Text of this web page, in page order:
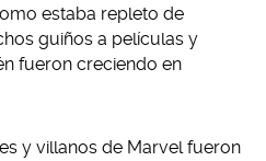
estaba repleto de
guiños a películas y
fueron creciendo en
y villanos de Marvel fueron